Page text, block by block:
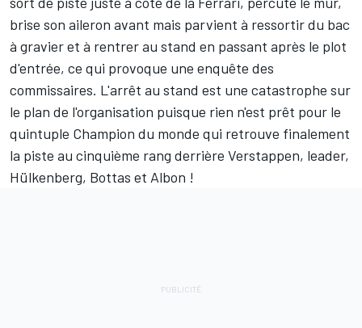
brise son aileron avant mais parvient à ressortir du bac
à gravier et à rentrer au stand en passant après le plot
d'entrée, ce qui provoque une enquête des
commissaires. L'arrêt au stand est une catastrophe sur
le plan de l'organisation puisque rien n'est prêt pour le
quintuple Champion du monde qui retrouve finalement
la piste au cinquième rang derrière Verstappen, leader,
Hülkenberg, Bottas et Albon !